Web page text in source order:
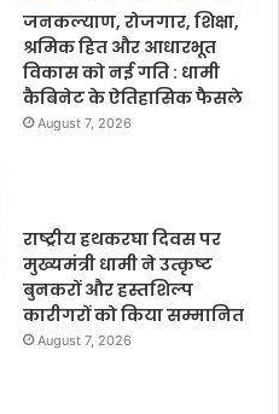
जनकल्याण, रोजगार, शिक्षा,
श्रमिक हित और आधारभूत
विकास को नई गति : धामी
कैबिनेट के ऐतिहासिक फैसले
August 7, 2026
राष्ट्रीय हथकरघा दिवस पर
मुख्यमंत्री धामी ने उत्कृष्ट
बुनकरों और हस्तशिल्प
कारीगरों को किया सम्मानित
August 7, 2026